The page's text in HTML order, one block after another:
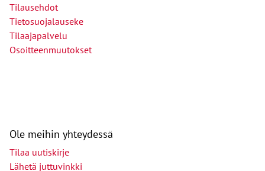
Tilausehdot
Tietosuojalauseke
Tilaajapalvelu
Osoitteenmuutokset
Ole meihin yhteydessä
Tilaa uutiskirje
Lähetä juttuvinkki